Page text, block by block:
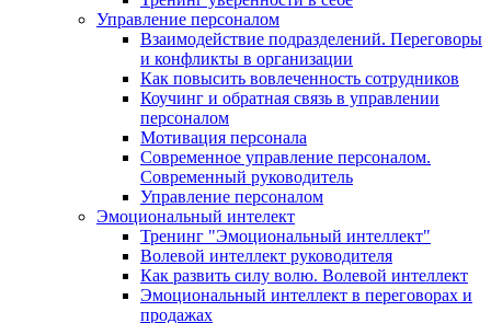
Управление персоналом
Взаимодействие подразделений. Переговоры
и конфликты в организации
Как повысить вовлеченность сотрудников
Коучинг и обратная связь в управлении
персоналом
Мотивация персонала
Современное управление персоналом.
Современный руководитель
Управление персоналом
Эмоциональный интелект
Тренинг "Эмоциональный интеллект"
Волевой интеллект руководителя
Как развить силу волю. Волевой интеллект
Эмоциональный интеллект в переговорах и
продажах